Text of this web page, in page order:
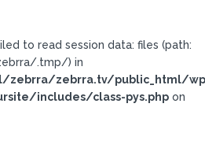
to read session data: files (path:
.tmp/) in
zebrra/zebrra.tv/public_html/
includes/class-pys.php on